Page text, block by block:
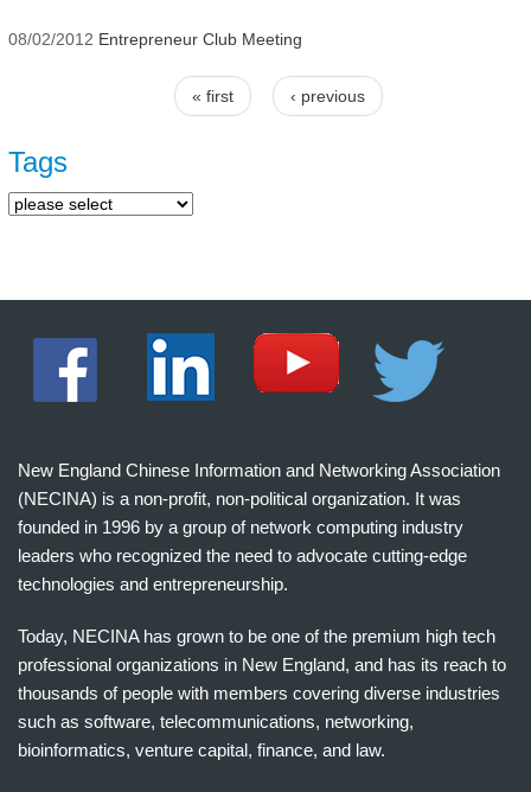
08/02/2012 Entrepreneur Club Meeting
« first ‹ previous
Tags
New England Chinese Information and Networking Association
(NECINA) is a non-profit, non-political organization. It was
founded in 1996 by a group of network computing industry
leaders who recognized the need to advocate cutting-edge
technologies and entrepreneurship.
Today, NECINA has grown to be one of the premium high tech
professional organizations in New England, and has its reach to
thousands of people with members covering diverse industries
such as software, telecommunications, networking,
bioinformatics, venture capital, finance, and law.